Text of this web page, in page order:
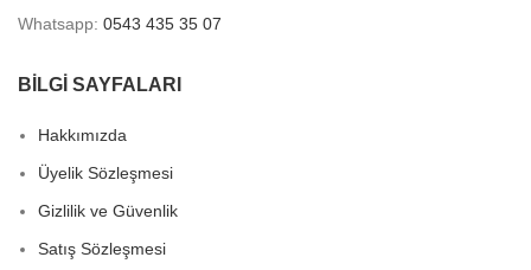
Whatsapp: 0543 435 35 07
BİLGİ SAYFALARI
Hakkımızda
Üyelik Sözleşmesi
Gizlilik ve Güvenlik
Satış Sözleşmesi